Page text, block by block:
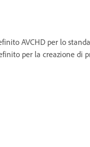
AVCHD per lo
per la creazione di